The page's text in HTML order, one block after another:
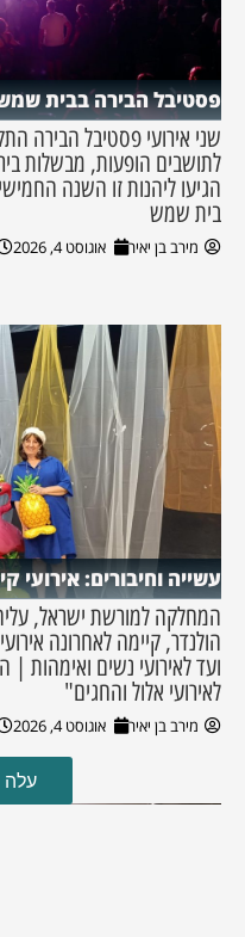
פסטיבל הבירה בבית
שני אירועי פסטיבל הבירה
לתושבים הופעות, מבשלות
הגיעו ליהנות זו השנה
בית שמש
מירב בן יאיר אוגוסט 4, 2026
עשייה וחיבורים: אירועי
המחלקה למורשת ישראל,
הולנדר, קיימה לאחרונה
ועד לאירועי נשים ואימהות
לאירועי אלול והחגים"
מירב בן יאיר אוגוסט 4, 2026
עלה